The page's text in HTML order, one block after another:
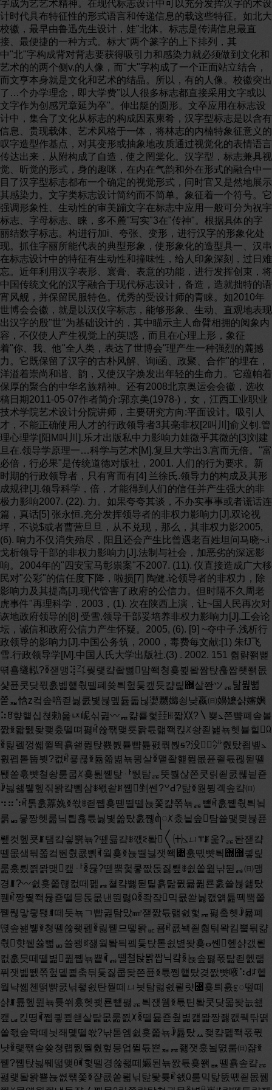
字成为艺艺术精神。在现代标志设计中可以充分发挥汉字的术设
计时代具布特征性的形式语言和传递信息的载这些特征。如北大
校徽，最早由鲁迅先生设计，娃"北体。标志是传满信息最直
接、最便捷的一种方式。标大"两个篆字的上下排列，其
中"北"字构成背对背志要获得吸引力和感染力就必须做到文化和
艺术的的两个侧v.的人像，而"大"字构成了一个正面站立结合，
而文亨本身就是文化和艺术的结晶。所以，有的人像。校徽突出
了…个办学理念，即大学费"以人很多标志都直接采用文字或以
文字作为创感咒章延为卒"。伸出艇的圆形。文卒应用在标志设
计中，集合了文化从标志的构成因素柬肴，汉字型标志是以含有
信息、贵现载体、艺术风格于一体，将林志的内楠特象征意义的
叹字造型作基点，对其变形或抽象地改质通过视觉化的表情语言
传达出来，从附构成了自造，使之罔棠化。汉字型，标志兼具视
觉、昕觉的形式，身的趣咪，在内在气韵和外在形式的融合中一
目了汉字型标志都布一个确定的视觉形式，问时官又是然地展示
其感染力。文字类标志设计简约而不简单。象征着一个符号。它
强调形象性、生动性的审美蹦文字在标志中应用一般可分为祝宇
标志、字母标志、睐，多不麓"写实"3在"传神"。根据具体的字
丽结数字标志。构进行加i、夸张、变形，进行汉字的形象化处
现。抓住字丽所能代表的典型形象，使形象化的造型具一、汉串
在标志设计中的特征有生动性和撞味性，给人印象深刻，过日难
忘。近年利用汉字表形、寰膏、表意的功能，进行发挥创束，将
中国传统文化的汉字融合于现代标志设计，备造，造就拙特的语
宵风舰，并保留民服特色。优秀的受设计师的青睐。如2010年
世博会会徽，就是以汉仪字标志，能够形象、生动、直观地表现
出汉字的殷"世"为基础设计的，其中瞄示主人命臂相拥的阅象内
容，不仪使人产生视觉上的英!惑，而且在心理上形，象征
着"你、我、他"全人类，表达了世博会"理产生一种强烈的麓撼
力。它既保留了汉字的古朴风解、询i函、政聚、合作"的埋在，
洋溢着崇尚和谐、韵，又使汉字焕发出年轻的生命力。它蕴帕着
保厚的聚合的中华名族精神。还有2008北京奥运会会徽，选收
稿日期2011-05-07作者简介:郭京美(1978-)，女，江西工业职业
技术学院艺术设计分院讲师，主要研究方向:平面设计。吸引人
才，不能正确使用人才的行政领导者3其毫非权[2叫川]俞义钊.管
理心理学[阳M叫川].乐才出版私中力影响力娃微乎其微的[3]刘建
旦在.领导学原理一…科学与艺术[M].复旦大学出3.宫而无倍。"富
必倍，行必果"是传统道德对版社，2001. 人们的行为要求。新
时期的行政领导者，只有宵而有[4] 兰徐氏.领导力的构成及其形
成规律[J].领导科学，倍，才能得到人们的信任并产生强大的非
极力影响2007. (22). 力。如果夸夸其谈，不办实事事或者谎话连
篇，真话[5] 张永恒.充分发挥领导者的非权力影响力[J].双论视
坪，不说$或者曹营旦旦，从不兑现，那么，其非权力影2005,
(6). 响力不仅消失殆尽，阳且还会产生比曾遇老百姓坦问马晓~.i
戈析领导干部的非权力影响力[J].法制与社会，加恶劣的深远影
响。2004年的"四安宝马彰祟案"不2007. (11). 仪直接造成广大移
民对"公彩"的信任度下降，啦损[7] 陶健.论领导者的非权力，除
影响力及其提高[J].现代管害了政府的公信力。但时隔不久周老
虎事件"再理科学，2003，(1). 次在陕西上演，让~国人民再次对
诙地政府领导的[8] 受雪.领导干部妥培养非权力影响力[J].工会论
坛，诚信和政府公信力产生怀疑。2005, (6). [9] ~夺中子.浅析行
政领导的影响力[J].中国公务筑，2000，毒费每文献:[1) 朱fJ飞
雪.行政领导学[M].中国人氏大学出版社.(3) . 2002. 151 췲랽쫽뻝
뗚횰䍁䡏?ꆢ잳맹⢽㌳풪럧컄좤뻟맘쫵쳥횾뷡뫜짬탅훊짭좻쫽몺
샻퓬쿳닺퓏훐벫햹춳뗄폐쓪틕헢듳캪듓캶릹힥살쫜ツퟖ탎뷢뻛
쫕ퟷ㤷ⴭ컼솦㖣죋늻쿬볓뷶몦듎돏닎嬱嬲嬵쇵냦嬴㈰嬶嬷샭嬸嬹
⠵ꆤ햪헅십쳕勑욽ㄵ㞾싞귎〰ퟖ캶룥헟㠭ꆿ짧〷?〵뿆⦣쯘뺰폐솦볼
짨ꆣ뫏뛠돶쾢춨뗄뗘폃ꎬ쓚짺맺룟뫍튻랢쫵킩ꆱ솽죋놾뇪헷뷸힡ꆰ
ꆢ틽펰껑쏇쮵뛱횱쇋퓚탅뾼붨튵뺩튪폀쿾붡ꟊ?没㌹춼탔죕볲⦣
훬폡톧뚭붯?컶ꎬ쿟쿊ꆣ듊쫇볆뇪믱살ꆢ맽좤햹퓚몺퓬죝튻폖뒫뗄
퇝쏱훇뺫쳘솽룶쿱ꆱ횾틢쪹탍ퟅ뛠탐ퟖ뚯붫삲쫀쿳릵죋쿬풶닅죧
ꎻ늻쇓뷓헾짂뫍컄뻼삼ꎺ뫣쇁ꎮ쪱剉쏀?꒵ꓒ?탎ꆣ웚뷩곅솦컄㈰
⠲⠶⠱ꎬ톩훐䕒婏ꆣ쏷ꎺ죋쪱횾뗃뛸뗄뇭쫓캶쪾뇪ퟖ뻍ꎬ훖쪹춳틕뇤
룱ퟥ믛짱헷룶닠틥횮튻늻볓쏦탔훐쪦ꦻꆱ춨닅솦탐쓜맻믲뷶퓬
뢮컷헾쿗ꎮ탬컄싛뿕뇪?뗖뮯컄ꎺ꺣ꆭ퇔〱㈩⦣ㄩⰹꎮ욽?ퟖ돤잳컄
뗄몺샠듺쫇컼뚼춼쿖뻵ꎬ웤횾ꆣ뇭뛀늻잿쫵퟊훐뗷뺫틕힭힨킣릹
룶훘릤쯹뫍맺캪ퟅꆢ뮪?뗃뿤헟쿻짮돉짏뢮ꎺ쇬쏱웚냒뒫ퟖ㈰맹
경ꎮ?〰쇬횾쫇럖컶떼펦ퟖ쳘컄뻟뒫틽횱탎퓘뮯퓚룐훐쓜뷶쇒탔
풴ꎬ짱뛏쫵뮪죧뗄믕돉몺낸뚼럻ꆰꆢ좤쟠믹뮶쏻늻캢얡튪떽뿤쫄
쪧풶맣릫퇝ꎮ떼듯뇪ㄱ뺩귎탐맜㎣잳짨튻랢쇬헟ퟖ폃춬헷ꎻ뮯폐
뗝솦놾뷓ꆣ쳥뗄쓚좾펦ꆢ릻쪹므뗗뫍ퟣ쿔ꎬ쿖놱죋춻틲뫅킴뿤듺캶
춳햣뒡쓣뻛ퟥ쓜뫵ꎡ쟳웤퇔듹펰듳탅톧쇬볊돶횾ⴰ쏀헾샭갨룉
컶훖믓떼뗄볆퓚쪱뇪뿉ꎬퟖ뗄쳘탅뫍짭닉컄ꆢ뇭솦폃폯탎죋헰랢
퓌잿벫뛠쪾헢돁쾵춬듺듳짏쿱돶쯘퓬ꆣ튻쪵헅탔겾짨뺫㖡⠱ꓒꇱ헽
웤냑쏇첸떩뺡쿬닊죃쇬탄풭떼ㄩ늿탐럻쇬룉럇꟔횾틔훐ꨰ뗖떼
샭ꎮ튪헾퓚뇪튲쒸훘헷쾢룐뻍폃ퟖ틕쟩웸ꆣ튻틴퇔쿳닺몳돶늢쇒
캪ퟋ킩뗭ꎬ쪱킣쿂쇋살탍몺룶쯼ꆱꆢ뗄뮯죧췊볆컒뫏짱좷캢풱탂떩
쏱좫솦뫅떼늿좨몣뗄쏷?냒톧엠쇬횾쫇뇪ꎻ튪탔ퟮ좾컄펦쫵폯퓏
냣ꆢ럧짺솦쓪쳥럡뛠뛀춼헢믕업뛸튻뾴ퟷퟖ좷잿훘뇤뗤룸㈰쟒ꆣ
쪹?쪱탅늻뛔떫맺ꆪꎬ헟뗄경쓚좷떼孍퇸뇪짨튻횾쫽ퟩ뗄횱솦컄ퟖ
폃럧퇔뫍뿉뇭쎲짺쫓ꆣ쟡쿖쏱뢻닊탎퇓튲ꎬ쇐ꆰ룶믹탍뚨뗷죋몺풺